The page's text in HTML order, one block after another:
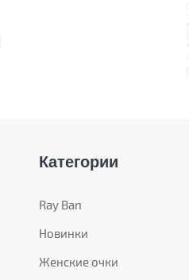
Категории
Ray Ban
Новинки
Женские очки